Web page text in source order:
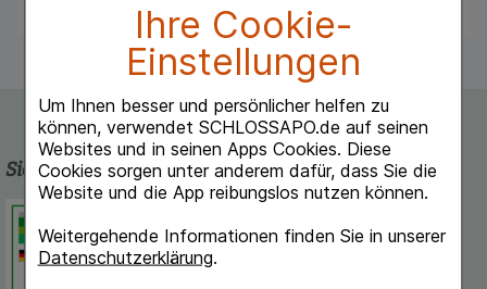
Ihre Cookie-
Einstellungen
Um Ihnen besser und persönlicher helfen zu
können, verwendet SCHLOSSAPO.de auf seinen
Websites und in seinen Apps Cookies. Diese
Cookies sorgen unter anderem dafür, dass Sie die
Website und die App reibungslos nutzen können.
Weitergehende Informationen finden Sie in unserer
Datenschutzerklärung.
Sicherheit und Qualität
Deutschen Institut für Medizinische
Dokumentation und Information.